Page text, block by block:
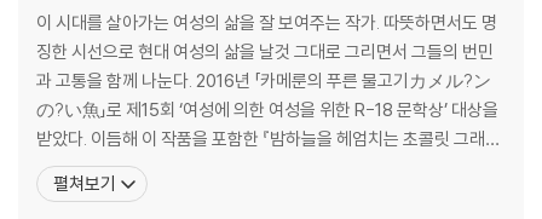
이 시대를 살아가는 여성의 삶을 잘 보여주는 작가. 따뜻하면서도 명
징한 시선으로 현대 여성의 삶을 날것 그대로 그리면서 그들의 번민
과 고통을 함께 나눈다. 2016년 「카메룬의 푸른 물고기カメル?ン
の?い魚」로 제15회 ‘여성에 의한 여성을 위한 R-18 문학상’ 대상을
받았다. 이듬해 이 작품을 포함한 『밤하늘을 헤엄치는 초콜릿 그래미
夜空に泳ぐチョコレ?トグラミ』를 출간했다. 2021년에는 첫 장
편소설 『52헤르츠 고래들』로 ‘서점대상’을 수상하면서 대중적인 인
펼쳐보기